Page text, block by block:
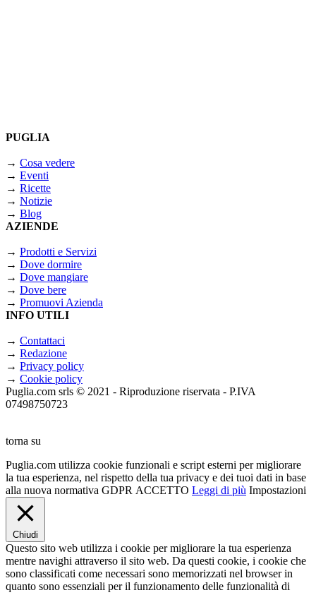
PUGLIA
→ Cosa vedere
→ Eventi
→ Ricette
→ Notizie
→ Blog
AZIENDE
→ Prodotti e Servizi
→ Dove dormire
→ Dove mangiare
→ Dove bere
→ Promuovi Azienda
INFO UTILI
→ Contattaci
→ Redazione
→ Privacy policy
→ Cookie policy
Puglia.com srls © 2021 - Riproduzione riservata - P.IVA
07498750723
torna su
Puglia.com utilizza cookie funzionali e script esterni per migliorare
la tua esperienza, nel rispetto della tua privacy e dei tuoi dati in base
alla nuova normativa GDPR ACCETTO Leggi di più Impostazioni
Chiudi
Questo sito web utilizza i cookie per migliorare la tua esperienza
mentre navighi attraverso il sito web. Da questi cookie, i cookie che
sono classificati come necessari sono memorizzati nel browser in
quanto sono essenziali per il funzionamento delle funzionalità di